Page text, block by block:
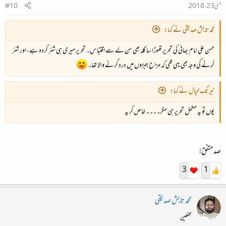
مئی 23، 2018
#10
محمد تابش صدیقی نے کہا:
حسن علی امام بھائی کی تحریرتھوڑا سا گلہ بھی سن لےسے اقتباس۔ تحریر میری ہی شئر کردہ ہے، اور شئر
کرنے کی وجہ بھی یہی تھی کہ مزاح جبڑوں میں درد کرنے والا تھا۔
نیرنگ خیال نے کہا:
یوں تو یہ مکمل تحریر ہی مگر۔۔۔۔ خاص کر یہ
صد متفق!
1
3
محمد تابش صدیقی
محفلین